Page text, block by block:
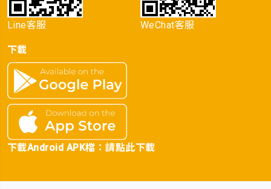
Line客服 WeChat客服
下載
下載Android APK檔：請點此下載